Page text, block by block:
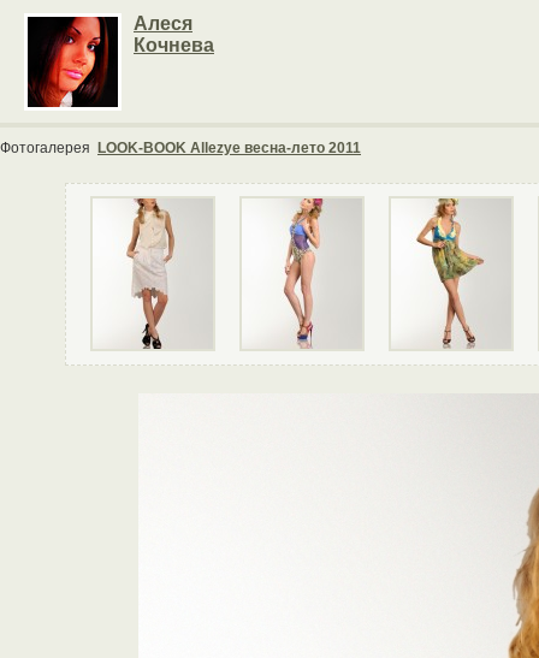
Алеся
Кочнева
Фотогалерея LOOK-BOOK Allezye весна-лето 2011